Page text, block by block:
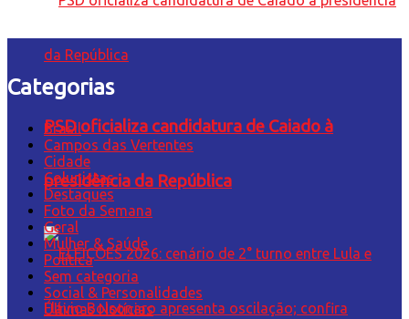
PSD oficializa candidatura de Caiado à
presidência da República
Categorias
Brasil
Campos das Vertentes
Cidade
Colunistas
Destaques
Foto da Semana
Geral
Mulher & Saúde
Política
Sem categoria
Social & Personalidades
Últimas Notícias